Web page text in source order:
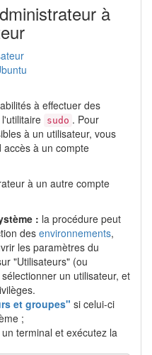
à
à effectuer des
sudo . Pour
à un utilisateur, vous
à un compte
à un autre compte
: la procédure peut
des environnements,
les paramètres du
"Utilisateurs" (ou
un utilisateur, et
et groupes" si celui-ci
;
terminal et exécutez la